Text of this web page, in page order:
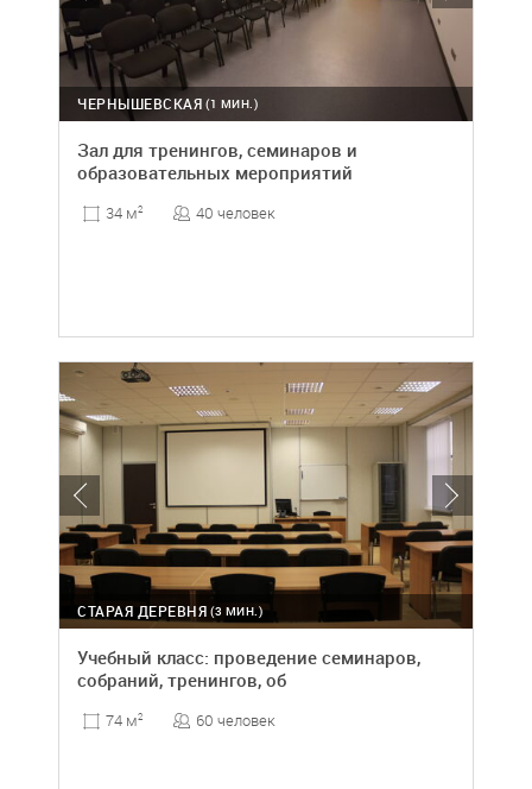
(1 МИН.)
ЧЕРНЫШЕВСКАЯ
Зал для тренингов, семинаров и
образовательных мероприятий
34 м2 40 человек
(3 МИН.)
СТАРАЯ ДЕРЕВНЯ
Учебный класс: проведение семинаров,
собраний, тренингов, об
74 м2 60 человек